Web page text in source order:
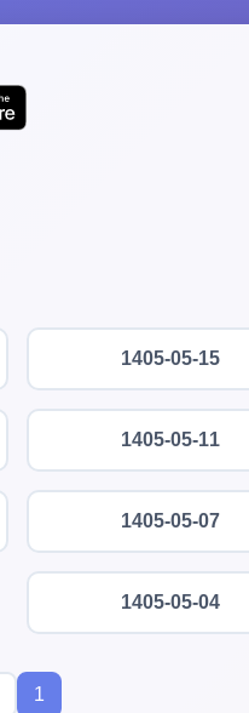
1405-05-15
1405-05-11
1405-05-07
1405-05-04
1